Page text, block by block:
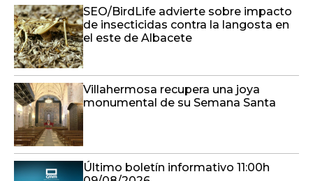
SEO/BirdLife advierte sobre impacto
de insecticidas contra la langosta en
el este de Albacete
Villahermosa recupera una joya
monumental de su Semana Santa
Último boletín informativo 11:00h